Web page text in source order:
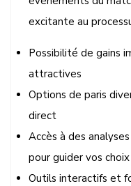
excitante au
Possibilité de gains
attractives
Options de paris
direct
Accès à des
pour guider vos choix
Outils interactifs et